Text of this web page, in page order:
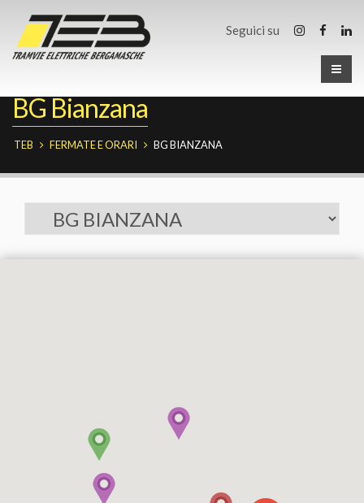
Seguici su
BG Bianzana
TEB FERMATE E ORARI BG BIANZANA
Fermate